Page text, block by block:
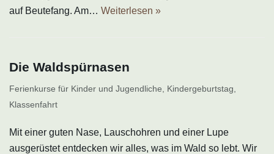
auf Beutefang. Am… Weiterlesen »
Die Waldspürnasen
Ferienkurse für Kinder und Jugendliche, Kindergeburtstag,
Klassenfahrt
Mit einer guten Nase, Lauschohren und einer Lupe
ausgerüstet entdecken wir alles, was im Wald so lebt. Wir